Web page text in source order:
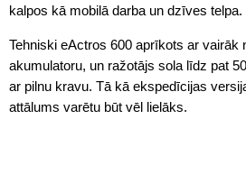
kalpos kā mobilā darba un dzīves telpa.
Tehniski eActros 600 aprīkots ar vairāk
akumulatoru, un ražotājs sola līdz pat
ar pilnu kravu. Tā kā ekspedīcijas
attālums varētu būt vēl lielāks.